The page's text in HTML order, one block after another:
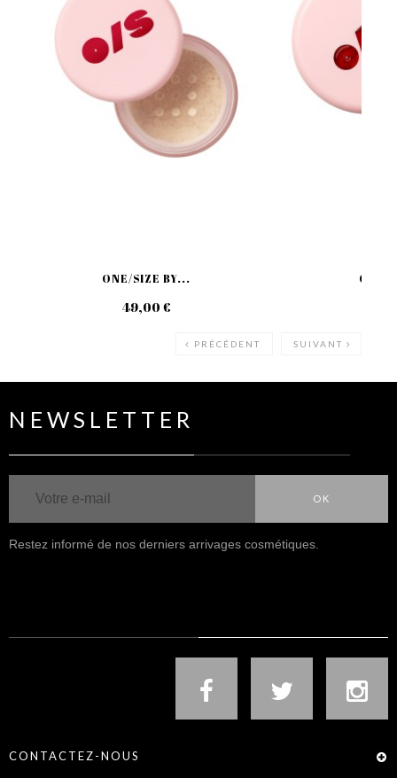
ONE/SIZE BY...
49,00 €
ONE/
PRÉCÉDENT SUIVANT
NEWSLETTER
OK
Restez informé de nos derniers arrivages cosmétiques.
CONTACTEZ-NOUS